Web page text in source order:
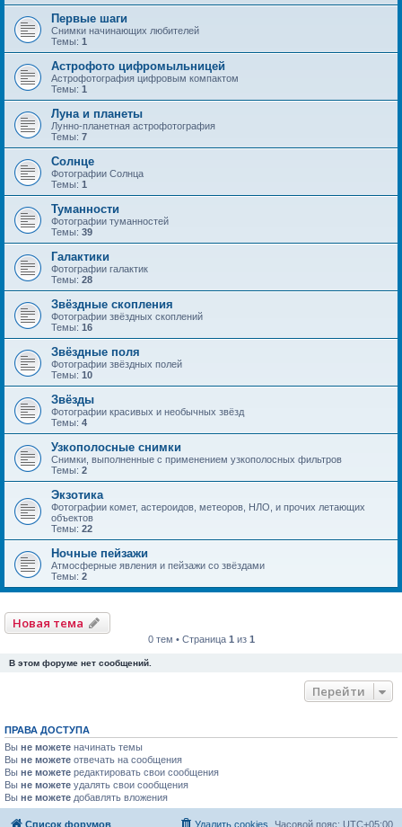
Первые шаги
Снимки начинающих любителей
Темы: 1
Астрофото цифромыльницей
Астрофотография цифровым компактом
Темы: 1
Луна и планеты
Лунно-планетная астрофотография
Темы: 7
Солнце
Фотографии Солнца
Темы: 1
Туманности
Фотографии туманностей
Темы: 39
Галактики
Фотографии галактик
Темы: 28
Звёздные скопления
Фотографии звёздных скоплений
Темы: 16
Звёздные поля
Фотографии звёздных полей
Темы: 10
Звёзды
Фотографии красивых и необычных звёзд
Темы: 4
Узкополосные снимки
Снимки, выполненные с применением узкополосных фильтров
Темы: 2
Экзотика
Фотографии комет, астероидов, метеоров, НЛО, и прочих летающих
объектов
Темы: 22
Ночные пейзажи
Атмосферные явления и пейзажи со звёздами
Темы: 2
Новая тема
0 тем • Страница 1 из 1
В этом форуме нет сообщений.
Перейти
ПРАВА ДОСТУПА
Вы не можете начинать темы
Вы не можете отвечать на сообщения
Вы не можете редактировать свои сообщения
Вы не можете удалять свои сообщения
Вы не можете добавлять вложения
Список форумов Часовой пояс: UTC+05:00
Удалить cookies